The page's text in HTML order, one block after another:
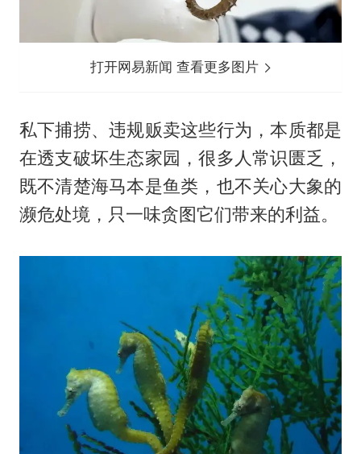
打开网易新闻 查看更多图片
私下捕捞、违规贩卖这些行为，本质都是
在透支破坏生态家园，很多人常识匮乏，
既不清楚海马本是鱼类，也不关心大象的
濒危处境，只一味贪图它们带来的利益。